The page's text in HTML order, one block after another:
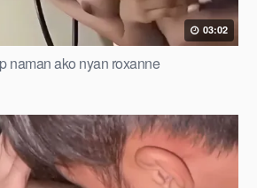
03:02
naman ako nyan roxanne